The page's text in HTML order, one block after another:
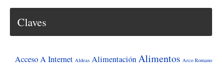
siglo
Claves
Acceso A Internet Aldeas AlimentaciónAlimentos Arco Romano